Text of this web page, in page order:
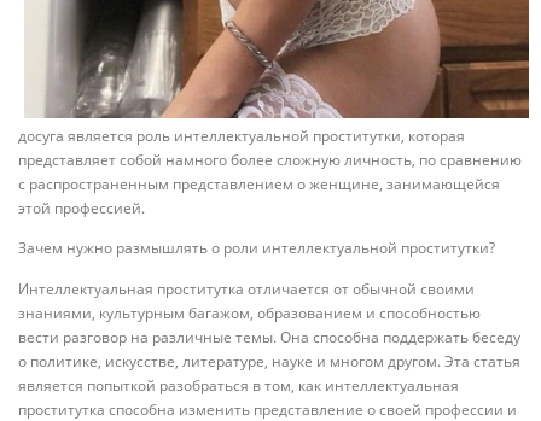
досуга является роль интеллектуальной проститутки, которая
представляет собой намного более сложную личность, по сравнению
с распространенным представлением о женщине, занимающейся
этой профессией.
Зачем нужно размышлять о роли интеллектуальной проститутки?
Интеллектуальная проститутка отличается от обычной своими
знаниями, культурным багажом, образованием и способностью
вести разговор на различные темы. Она способна поддержать беседу
о политике, искусстве, литературе, науке и многом другом. Эта статья
является попыткой разобраться в том, как интеллектуальная
проститутка способна изменить представление о своей профессии и